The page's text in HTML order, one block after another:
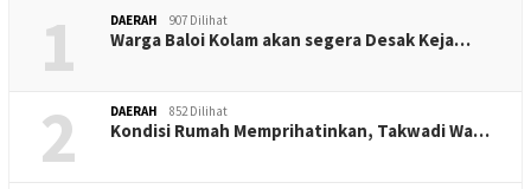
1 DAERAH 907 Dilihat
Warga Baloi Kolam akan segera Desak Keja…
2 DAERAH 852 Dilihat
Kondisi Rumah Memprihatinkan, Takwadi Wa…